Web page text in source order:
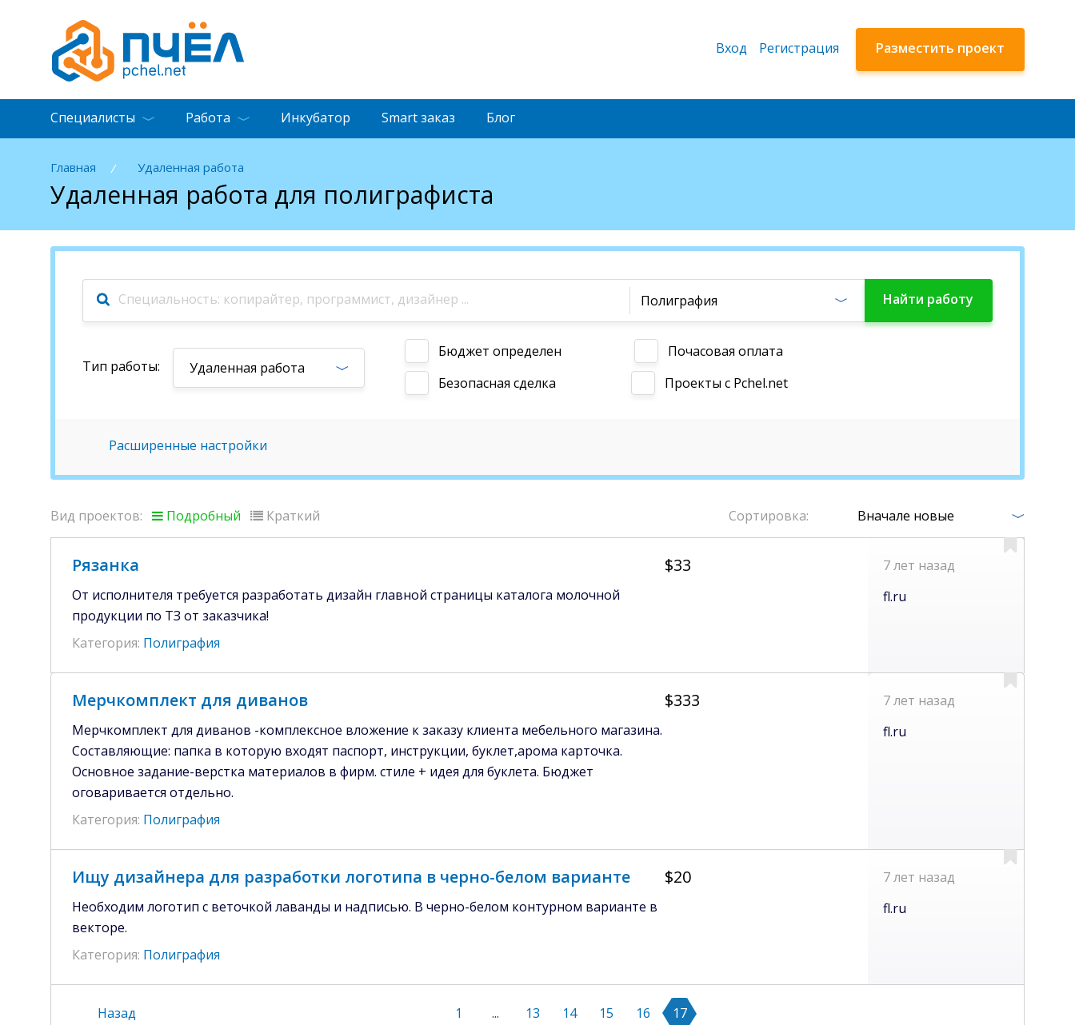
Главная / Удаленная работа
Удаленная работа для полиграфиста
Полиграфия Найти работу
Тип работы: Удаленная работа
Бюджет определен
Почасовая оплата
Безопасная сделка
Проекты c Pchel.net
Расширенные настройки
Вид проектов: Подробный Краткий Сортировка: Вначале новые
Рязанка
От исполнителя требуется разработать дизайн главной страницы каталога молочной
продукции по ТЗ от заказчика!
Категория: Полиграфия
$33
7 лет назад
fl.ru
Мерчкомплект для диванов
Мерчкомплект для диванов -комплексное вложение к заказу клиента мебельного магазина.
Составляющие: папка в которую входят паспорт, инструкции, буклет,арома карточка.
Основное задание-верстка материалов в фирм. стиле + идея для буклета. Бюджет
оговаривается отдельно.
Категория: Полиграфия
$333
7 лет назад
fl.ru
Ищу дизайнера для разработки логотипа в черно-белом варианте
Необходим логотип с веточкой лаванды и надписью. В черно-белом контурном варианте в
векторе.
Категория: Полиграфия
$20
7 лет назад
fl.ru
Назад 1 ... 13 14 15 16 17
Вход Регистрация Разместить проект
Специалисты Работа Инкубатор Smartзаказ Блог